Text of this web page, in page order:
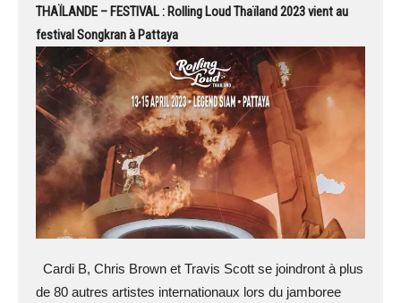
THAÏLANDE – FESTIVAL : Rolling Loud Thaïland 2023 vient au
festival Songkran à Pattaya
Cardi B, Chris Brown et Travis Scott se joindront à plus
de 80 autres artistes internationaux lors du jamboree